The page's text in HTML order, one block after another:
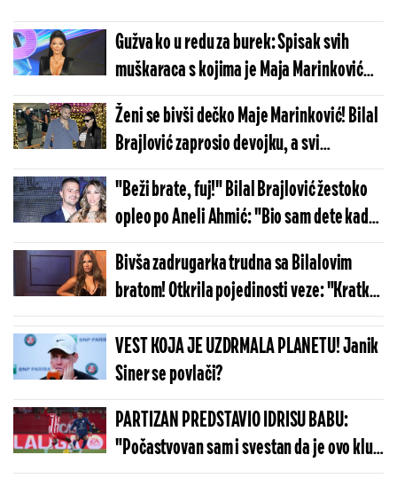
Gužva ko u redu za burek: Spisak svih
muškaraca s kojima je Maja Marinković
spavala u rijalitiju
Ženi se bivši dečko Maje Marinković! Bilal
Brajlović zaprosio devojku, a svi
komentarišu da veoma liči na popularnu
starletu
"Beži brate, fuj!" Bilal Brajlović žestoko
opleo po Aneli Ahmić: "Bio sam dete kad
sam je upoznao, zato nisam normalan"
Bivša zadrugarka trudna sa Bilalovim
bratom! Otkrila pojedinosti veze: "Kratko
smo zajedno, ni naša porodica nije znala"
VEST KOJA JE UZDRMALA PLANETU! Janik
Siner se povlači?
PARTIZAN PREDSTAVIO IDRISU BABU:
"Počastvovan sam i svestan da je ovo klub
sa velikom istorijom"